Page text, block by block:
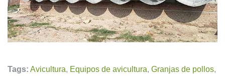
Tags: Avicultura, Equipos de avicultura, Granjas de pollos,